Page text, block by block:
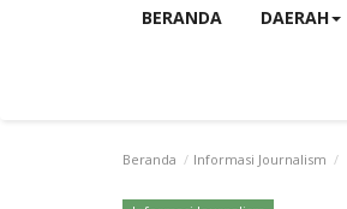
BERANDA DAERAH
Beranda Informasi Journalism